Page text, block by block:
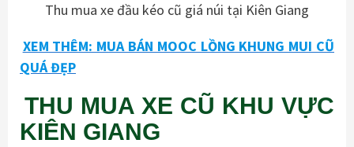
Thu mua xe đầu kéo cũ giá núi tại Kiên Giang
XEM THÊM: MUA BÁN MOOC LỒNG KHUNG MUI CŨ
QUÁ ĐẸP
THU MUA XE CŨ KHU VỰC
KIÊN GIANG